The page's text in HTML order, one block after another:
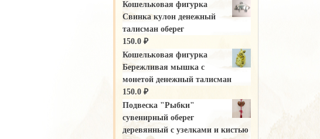
Кошельковая фигурка
Свинка кулон денежный
талисман оберег
150.0 ₽
Кошельковая фигурка
Бережливая мышка с
монетой денежный талисман
150.0 ₽
Подвеска "Рыбки"
сувенирный оберег
деревянный с узелками и кистью